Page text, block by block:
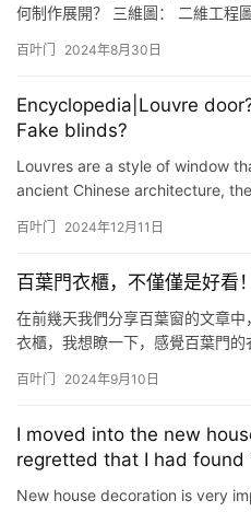
何制作展開？ 三維圖： 二維工程
件，【新建】-【零件】 2 .先繪制
設置板厚1.2，折彎扣除1.9…
百叶门 2024年8月30日
Encyclopedia|Louvre
Fake blinds?
Louvres are a style of window
ancient Chinese architecture,
Peri…
百叶门 2024年12月11日
百葉門衣櫃，不僅僅是好看！
在前幾天我們分享百葉窗的文章
衣櫃，我想瞭一下，感覺百葉門
衣物的收納櫃，一般都是擺在臥
異味，尤其是一些換季的衣物，在
有八九是會…
百叶门 2024年9月10日
I moved into the new
regretted that I had found
that were missed! My
New house decoration is very